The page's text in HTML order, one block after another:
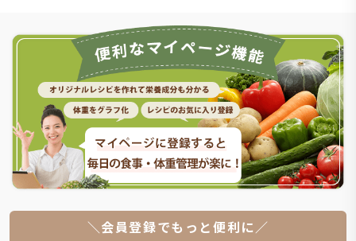
＼会員登録でもっと便利に／